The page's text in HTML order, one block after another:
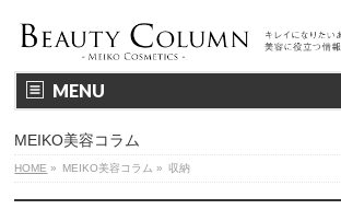
MENU
MEIKO美容コラム
HOME » MEIKO美容コラム » 収納